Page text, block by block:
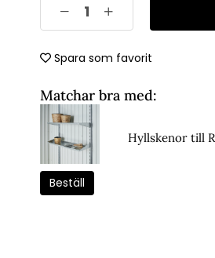
Spara som favorit
Matchar bra med:
Hyllskenor till
Beställ